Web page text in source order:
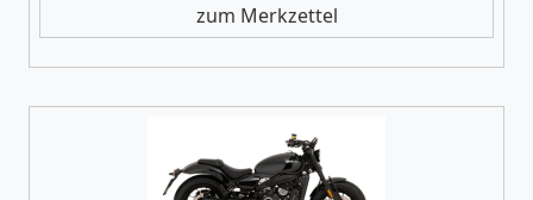
zum Merkzettel